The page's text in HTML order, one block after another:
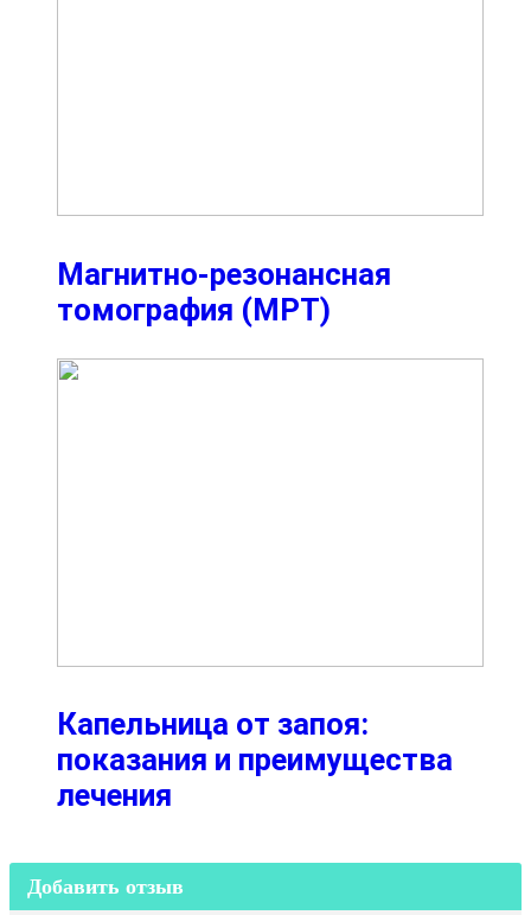
Магнитно-резонансная
томография (МРТ)
Капельница от запоя:
показания и преимущества
лечения
Добавить отзыв